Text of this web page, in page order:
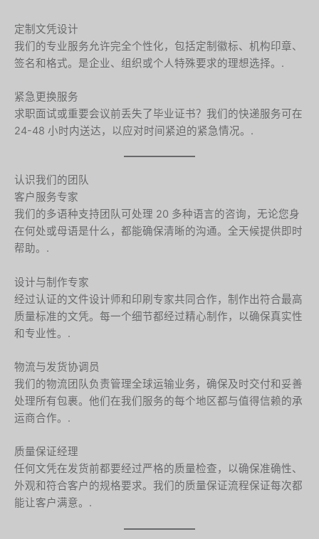
定制文凭设计
我们的专业服务允许完全个性化，包括定制徽标、机构印章、
签名和格式。是企业、组织或个人特殊要求的理想选择。.
紧急更换服务
求职面试或重要会议前丢失了毕业证书？我们的快递服务可在
24-48 小时内送达，以应对时间紧迫的紧急情况。.
认识我们的团队
客户服务专家
我们的多语种支持团队可处理 20 多种语言的咨询，无论您身
在何处或母语是什么，都能确保清晰的沟通。全天候提供即时
帮助。.
设计与制作专家
经过认证的文件设计师和印刷专家共同合作，制作出符合最高
质量标准的文凭。每一个细节都经过精心制作，以确保真实性
和专业性。.
物流与发货协调员
我们的物流团队负责管理全球运输业务，确保及时交付和妥善
处理所有包裹。他们在我们服务的每个地区都与值得信赖的承
运商合作。.
质量保证经理
任何文凭在发货前都要经过严格的质量检查，以确保准确性、
外观和符合客户的规格要求。我们的质量保证流程保证每次都
能让客户满意。.